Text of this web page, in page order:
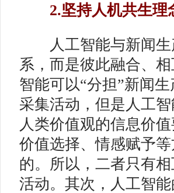
2.坚持人机共生理
人工智能与新闻生
系，而是彼此融合、
智能可以“分担”新闻
采集活动，但是人工
人类价值观的信息价
价值选择、情感赋予
的。所以，二者只有
活动。其次，人工智